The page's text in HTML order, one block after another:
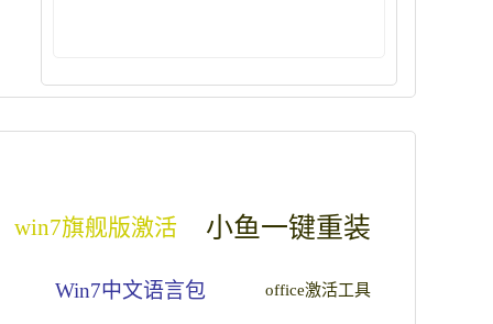
win7旗舰版激活 小鱼一键重装
Win7中文语言包 office激活工具